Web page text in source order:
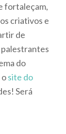
fortaleçam,
criativos e
de
do
osite do
Será